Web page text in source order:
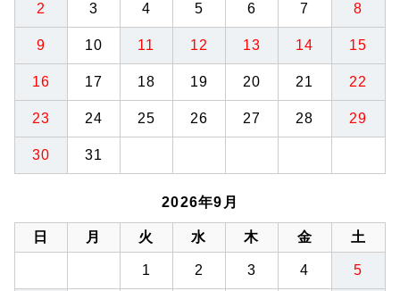
2 3 4 5 6 7 8
9 10 11 12 13 14 15
16 17 18 19 20 21 22
23 24 25 26 27 28 29
30 31
2026年9月
日 月 火 水 木 金 土
1 2 3 4 5